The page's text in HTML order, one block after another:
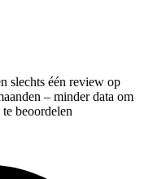
slechts één review op
– minder data om
beoordelen